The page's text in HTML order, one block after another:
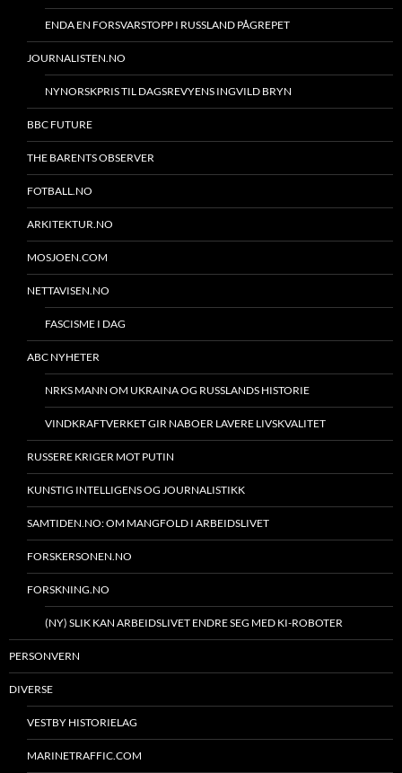
ENDA EN FORSVARSTOPP I RUSSLAND PÅGREPET
JOURNALISTEN.NO
NYNORSKPRIS TIL DAGSREVYENS INGVILD BRYN
BBC FUTURE
THE BARENTS OBSERVER
FOTBALL.NO
ARKITEKTUR.NO
MOSJOEN.COM
NETTAVISEN.NO
FASCISME I DAG
ABC NYHETER
NRKS MANN OM UKRAINA OG RUSSLANDS HISTORIE
VINDKRAFTVERKET GIR NABOER LAVERE LIVSKVALITET
RUSSERE KRIGER MOT PUTIN
KUNSTIG INTELLIGENS OG JOURNALISTIKK
SAMTIDEN.NO: OM MANGFOLD I ARBEIDSLIVET
FORSKERSONEN.NO
FORSKNING.NO
(NY) SLIK KAN ARBEIDSLIVET ENDRE SEG MED KI-ROBOTER
PERSONVERN
DIVERSE
VESTBY HISTORIELAG
MARINETRAFFIC.COM